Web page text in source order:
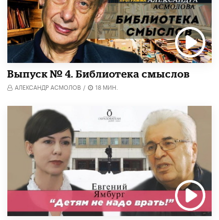
Выпуск № 4. Библиотека смыслов
АЛЕКСАНДР АСМОЛОВ / 18 МИН.